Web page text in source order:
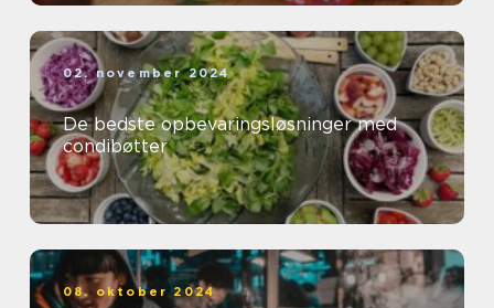
02. november 2024
De bedste opbevaringsløsninger med
condibøtter
08. oktober 2024